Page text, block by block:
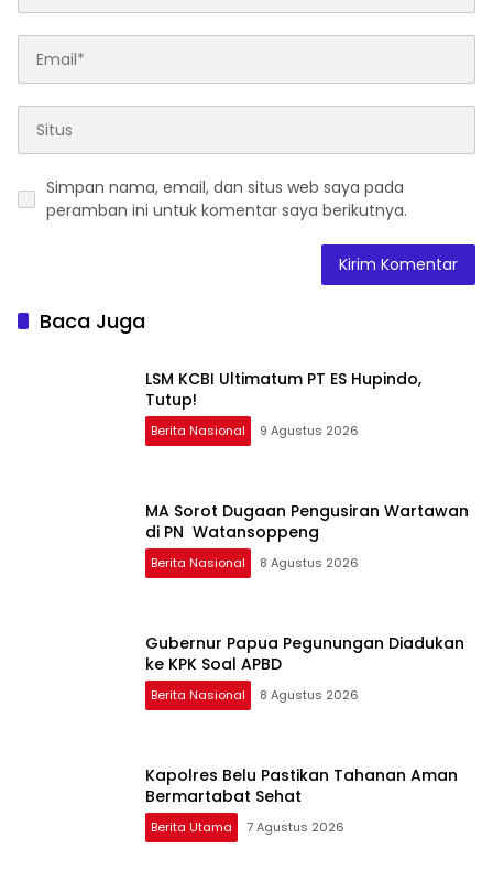
Simpan nama, email, dan situs web saya pada
peramban ini untuk komentar saya berikutnya.
Baca Juga
LSM KCBI Ultimatum PT ES Hupindo,
Tutup!
Berita Nasional 9 Agustus 2026
MA Sorot Dugaan Pengusiran Wartawan
di PN Watansoppeng
Berita Nasional 8 Agustus 2026
Gubernur Papua Pegunungan Diadukan
ke KPK Soal APBD
Berita Nasional 8 Agustus 2026
Kapolres Belu Pastikan Tahanan Aman
Bermartabat Sehat
Berita Utama 7 Agustus 2026